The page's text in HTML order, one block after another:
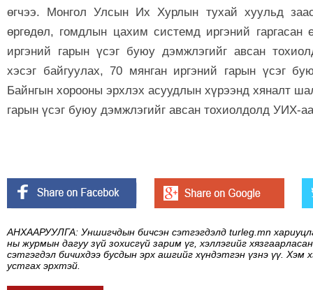
өгчээ. Монгол Улсын Их Хурлын тухай хуульд
өргөдөл, гомдлын цахим системд иргэний гаргасан
иргэний гарын үсэг буюу дэмжлэгийг авсан
хэсэг байгуулах, 70 мянган иргэний гарын үсэг
Байнгын хорооны эрхлэх асуудлын хүрээнд хяналт
гарын үсэг буюу дэмжлэгийг авсан тохиолдолд УИХ-
АНХААРУУЛГА: Уншигчдын бичсэн сэтгэгдэлд turleg.mn
ны журмын дагуу зүй зохисгүй зарим үг, хэллэгийг
сэтгэгдэл бичихдээ бусдын эрх ашгийг хүндэтгэн үзнэ үү. Хэм
устгах эрхтэй.